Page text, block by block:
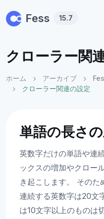
Fess 15.7
クローラー関
ホーム アーカイブ
クローラー関連の設定
単語の長さ
英数字だけの単語や連
ックスの増加やクロー
き起こします。 そのた
連続する英数字は20文
は10文字以上のものは